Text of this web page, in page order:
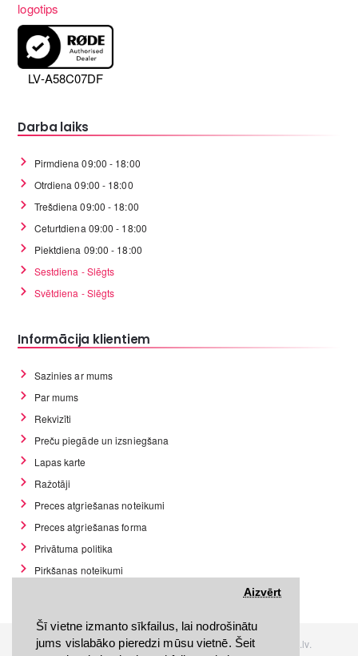
Šī vietne izmanto sīkfailus, lai nodrošinātu
jums vislabāko pieredzi mūsu vietnē. Šeit
Aizvērt
LV-A58C07DF
Darba laiks
Pirmdiena 09:00 - 18:00
Otrdiena 09:00 - 18:00
Trešdiena 09:00 - 18:00
Ceturtdiena 09:00 - 18:00
Piektdiena 09:00 - 18:00
Sestdiena - Slēgts
Svētdiena - Slēgts
Informācija klientiem
Sazinies ar mums
Par mums
Rekvizīti
Preču piegāde un izsniegšana
Lapas karte
Ražotāji
Preces atgriešanas noteikumi
Preces atgriešanas forma
Privātuma politika
Pirkšanas noteikumi
Visas tiesības rezervētas. Interneta veikals www.Discomania.lv.